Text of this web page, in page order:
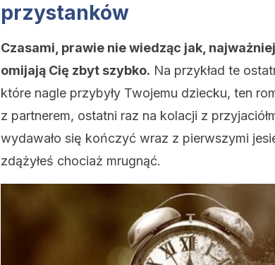
przystanków
Czasami, prawie nie wiedząc jak,
omijają Cię zbyt szybko. Na przykład te
które nagle przybyły Twojemu dziecku, ten
z partnerem, ostatni raz na kolacji z
wydawało się kończyć wraz z pierwszymi
zdążyłeś chociaż mrugnąć.